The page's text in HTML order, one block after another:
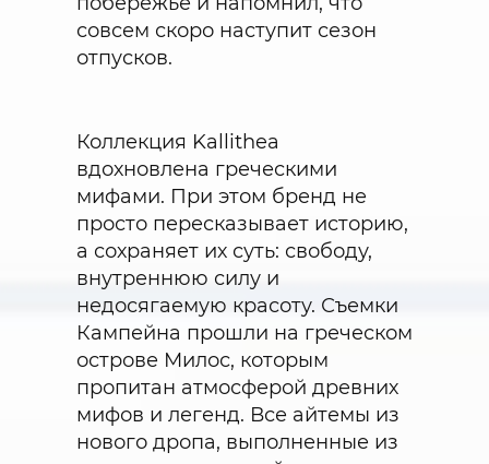
совсем скоро наступит сезон
отпусков.
Коллекция Kallithea
вдохновлена греческими
мифами. При этом бренд не
просто пересказывает историю,
а сохраняет их суть: свободу,
внутреннюю силу и
недосягаемую красоту. Съемки
Кампейна прошли на греческом
острове Милос, которым
пропитан атмосферой древних
мифов и легенд. Все айтемы из
нового дропа, выполненные из